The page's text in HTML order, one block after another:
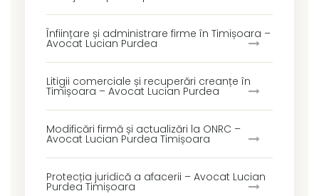
Înființare și administrare firme în Timișoara –
Avocat Lucian Purdea
Litigii comerciale și recuperări creanțe în
Timișoara – Avocat Lucian Purdea
Modificări firmă și actualizări la ONRC –
Avocat Lucian Purdea Timișoara
Protecția juridică a afacerii – Avocat Lucian
Purdea Timișoara